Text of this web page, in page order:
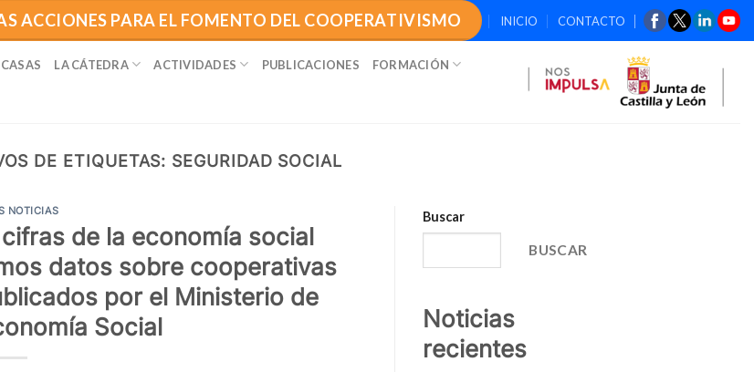
ACCIONES PARA EL FOMENTO DEL COOPERATIVISMO INICIO CONTACTO
LA CÁTEDRA ACTIVIDADES PUBLICACIONES FORMACIÓN
DE ETIQUETAS: SEGURIDAD SOCIAL
NOTICIAS
de la economía social
datos sobre cooperativas
por el Ministerio de
Social
Buscar
BUSCAR
Noticias
recientes